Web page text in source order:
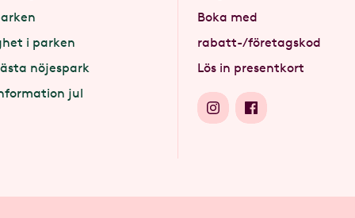
i parken
nöjespark
jul
Boka med
rabatt-/företagskod
Lös in presentkort